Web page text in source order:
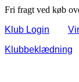
Fri fragt ved køb
Klub Login
Klubbeklædning